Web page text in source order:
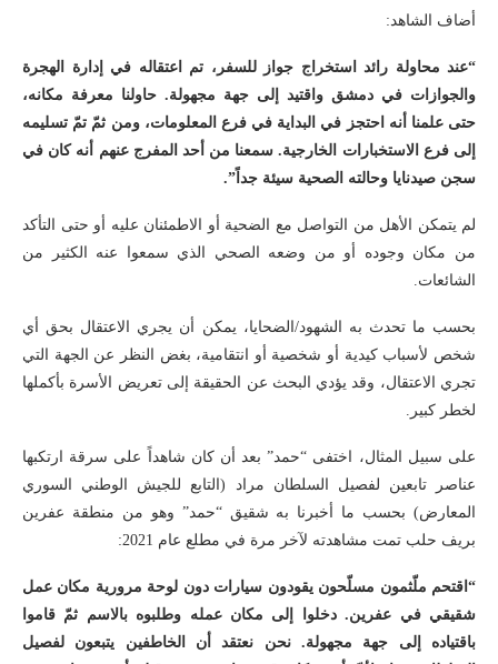
أضاف الشاهد:
“عند محاولة رائد استخراج جواز للسفر، تم اعتقاله في إدارة الهجرة
والجوازات في دمشق واقتيد إلى جهة مجهولة. حاولنا معرفة مكانه،
حتى علمنا أنه احتجز في البداية في فرع المعلومات، ومن ثمّ تمّ تسليمه
إلى فرع الاستخبارات الخارجية. سمعنا من أحد المفرج عنهم أنه كان في
سجن صيدنايا وحالته الصحية سيئة جداً”.
لم يتمكن الأهل من التواصل مع الضحية أو الاطمئنان عليه أو حتى التأكد
من مكان وجوده أو من وضعه الصحي الذي سمعوا عنه الكثير من
الشائعات.
بحسب ما تحدث به الشهود/الضحايا، يمكن أن يجري الاعتقال بحق أي
شخص لأسباب كيدية أو شخصية أو انتقامية، بغض النظر عن الجهة التي
تجري الاعتقال، وقد يؤدي البحث عن الحقيقة إلى تعريض الأسرة بأكملها
لخطر كبير.
على سبيل المثال، اختفى “حمد” بعد أن كان شاهداً على سرقة ارتكبها
عناصر تابعين لفصيل السلطان مراد (التابع للجيش الوطني السوري
المعارض) بحسب ما أخبرنا به شقيق “حمد” وهو من منطقة عفرين
بريف حلب تمت مشاهدته لآخر مرة في مطلع عام 2021:
“اقتحم ملّثمون مسلّحون يقودون سيارات دون لوحة مرورية مكان عمل
شقيقيفي عفرين. دخلوا إلى مكان عمله وطلبوه بالاسم ثمّ قاموا
باقتياده إلى جهة مجهولة. نحن نعتقد أن الخاطفين يتبعون لفصيل